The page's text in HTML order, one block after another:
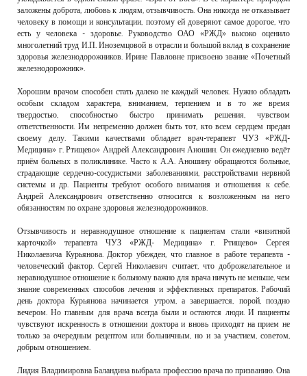
заложены доброта, любовь к людям, отзывчивость. Она никогда не отказывает
человеку в помощи и консультации, поэтому ей доверяют самое дорогое, что
есть у человека - здоровье. Руководство ОАО «РЖД» высоко оценило
многолетний труд И.П. Иноземцовой в отрасли и большой вклад в сохранение
здоровья железнодорожников. Ирине Павловне присвоено звание «Почетный
железнодорожник».
Хорошим врачом способен стать далеко не каждый человек. Нужно обладать
особым складом характера, вниманием, терпением и в то же время
твердостью, способностью быстро принимать решения, чувством
ответственности. Им непременно должен быть тот, кто всем сердцем предан
своему делу. Такими качествами обладает врач-терапевт ЧУЗ «РЖД-
Медицина» г. Ртищево» Андрей Александрович Аношин. Он ежедневно ведёт
приём больных в поликлинике. Часто к А.А. Аношину обращаются больные,
страдающие сердечно-сосудистыми заболеваниями, расстройствами нервной
системы и др. Пациенты требуют особого внимания и отношения к себе.
Андрей Александрович ответственно относится к возложенным на него
обязанностям по охране здоровья железнодорожников.
Отзывчивость и неравнодушное отношение к пациентам стали «визитной
карточкой» терапевта ЧУЗ «РЖД- Медицина» г. Ртищево» Сергея
Николаевича Курьянова. Доктор убежден, что главное в работе терапевта -
человеческий фактор. Сергей Николаевич считает, что доброжелательное и
неравнодушное отношение к больному важно для врача ничуть не меньше, чем
знание современных способов лечения и эффективных препаратов. Рабочий
день доктора Курьянова начинается утром, а завершается, порой, поздно
вечером. Но главным для врача всегда были и остаются люди. И пациенты
чувствуют искренность в отношении доктора и вновь приходят на прием не
только за очередным рецептом или больничным, но и за участием, советом,
добрым отношением.
Лидия Владимировна Баландина выбрала профессию врача по призванию. Она